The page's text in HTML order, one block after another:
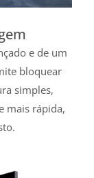
e de um
bloquear
simples,
mais rápida,